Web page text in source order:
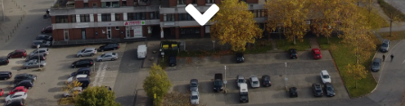
Kontakt